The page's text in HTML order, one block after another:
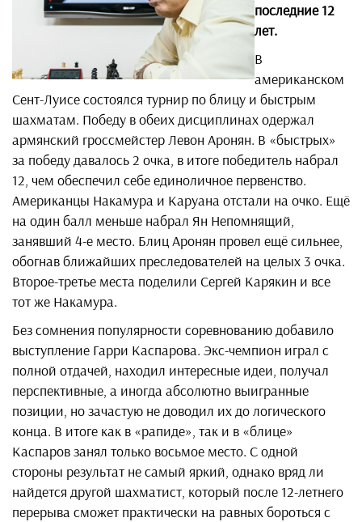
последние 12
лет.
В
американском
Сент-Луисе состоялся турнир по блицу и быстрым
шахматам. Победу в обеих дисциплинах одержал
армянский гроссмейстер Левон Аронян. В «быстрых»
за победу давалось 2 очка, в итоге победитель набрал
12, чем обеспечил себе единоличное первенство.
Американцы Накамура и Каруана отстали на очко. Ещё
на один балл меньше набрал Ян Непомнящий,
занявший 4-е место. Блиц Аронян провел ещё сильнее,
обогнав ближайших преследователей на целых 3 очка.
Второе-третье места поделили Сергей Карякин и все
тот же Накамура.
Без сомнения популярности соревнованию добавило
выступление Гарри Каспарова. Экс-чемпион играл с
полной отдачей, находил интересные идеи, получал
перспективные, а иногда абсолютно выигранные
позиции, но зачастую не доводил их до логического
конца. В итоге как в «рапиде», так и в «блице»
Каспаров занял только восьмое место. С одной
стороны результат не самый яркий, однако вряд ли
найдется другой шахматист, который после 12-летнего
перерыва сможет практически на равных бороться с